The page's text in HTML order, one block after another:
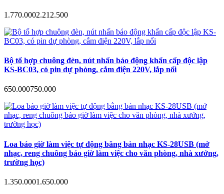
1.770.0002.212.500
Bộ tổ hợp chuông đèn, nút nhấn báo động khẩn cấp độc lập
KS-BC03, có pin dự phòng, cắm điện 220V, lắp nổi
650.000750.000
Loa báo giờ làm việc tự động bằng bản nhạc KS-28USB (mở
nhạc, reng chuông báo giờ làm việc cho văn phòng, nhà xưởng,
trường học)
1.350.0001.650.000